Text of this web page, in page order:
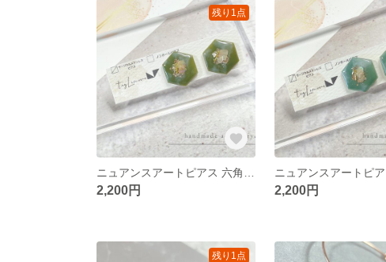
残り1点
2,200円 2,200円
残り1点